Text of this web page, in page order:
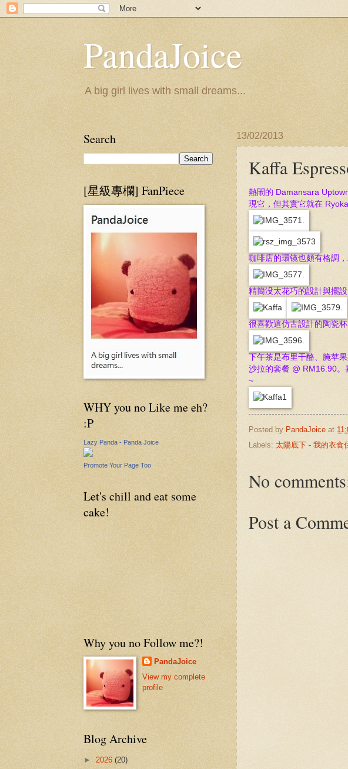
PandaJoice
A big girl lives with small dreams...
13/02/2013
Kaffa
熱閙的 Damansara
現它，但其實它就在
咖啡店的環镜也頗有格調
精簡没太花巧的設計與擺
很喜歡這仿古設計的陶瓷
下午茶是布里干酪、腌苹
沙拉的套餐 @ RM16.90。
~
Posted by PandaJoice at
Labels: 太陽底下 - 我的衣食
No
Post a
Search
[星級專欄] FanPiece
WHY you no Like me eh?
:P
Lazy Panda - Panda Joice
Promote Your Page Too
Let's chill and eat some
cake!
Why you no Follow me?!
PandaJoice
View my complete
profile
Blog Archive
► 2026 (20)